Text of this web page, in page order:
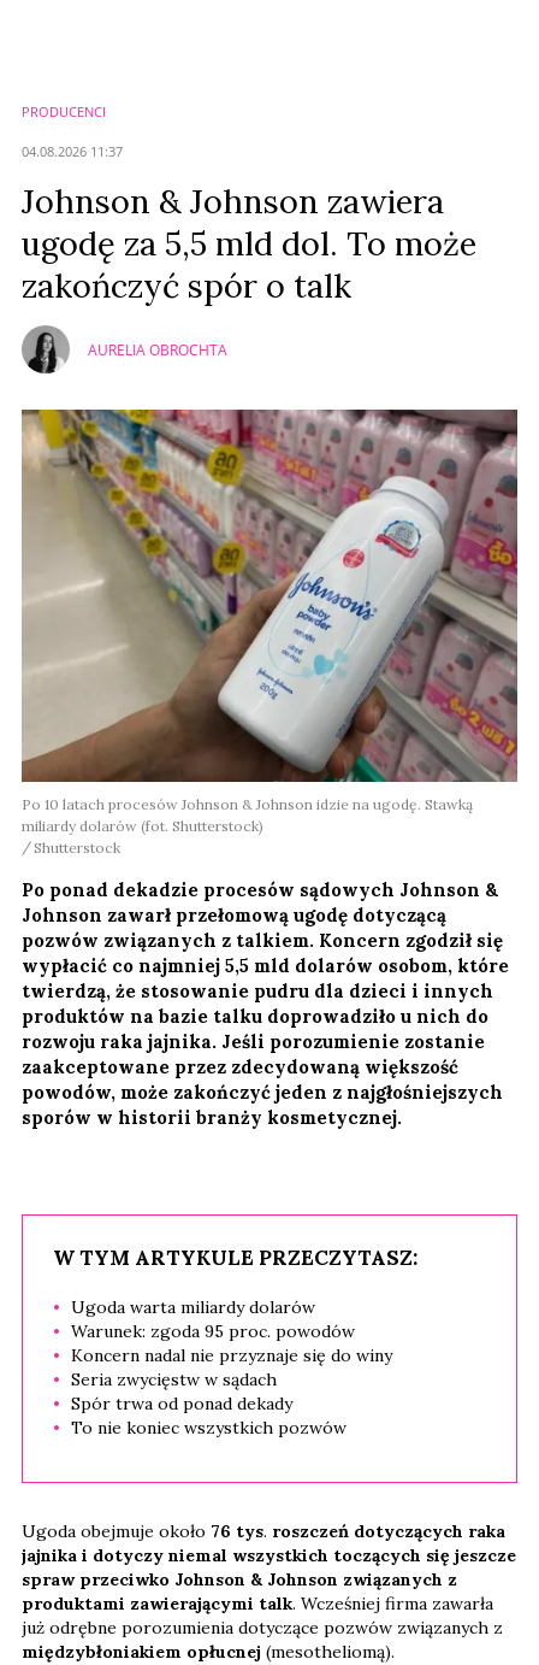
PRODUCENCI
04.08.2026 11:37
Johnson & Johnson zawiera
ugodę za 5,5 mld dol. To może
zakończyć spór o talk
AURELIA OBROCHTA
Po 10 latach procesów Johnson & Johnson idzie na ugodę. Stawką
miliardy dolarów (fot. Shutterstock)
Shutterstock
Po ponad dekadzie procesów sądowych Johnson &
Johnson zawarł przełomową ugodę dotyczącą
pozwów związanych z talkiem. Koncern zgodził się
wypłacić co najmniej 5,5 mld dolarów osobom, które
twierdzą, że stosowanie pudru dla dzieci i innych
produktów na bazie talku doprowadziło u nich do
rozwoju raka jajnika. Jeśli porozumienie zostanie
zaakceptowane przez zdecydowaną większość
powodów, może zakończyć jeden z najgłośniejszych
sporów w historii branży kosmetycznej.
W TYM ARTYKULE PRZECZYTASZ:
Ugoda warta miliardy dolarów
Warunek: zgoda 95 proc. powodów
Koncern nadal nie przyznaje się do winy
Seria zwycięstw w sądach
Spór trwa od ponad dekady
To nie koniec wszystkich pozwów
Ugoda obejmuje około 76 tys. roszczeń dotyczących raka
jajnika i dotyczy niemal wszystkich toczących się jeszcze
spraw przeciwko Johnson & Johnson związanych z
produktami zawierającymi talk. Wcześniej firma zawarła
już odrębne porozumienia dotyczące pozwów związanych z
międzybłoniakiem opłucnej (mesotheliomą).